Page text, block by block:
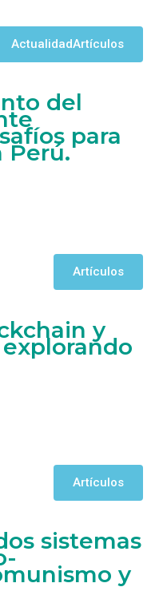
ActualidadArtículos
del
para
Perú.
Artículos
y
Artículos
sistemas
y